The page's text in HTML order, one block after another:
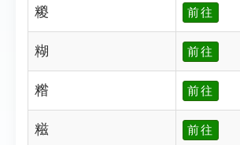
糉 前往
糊 前往
糌 前往
糍 前往